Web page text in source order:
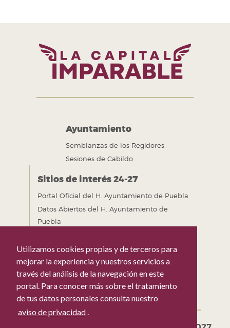
Utilizamos cookies propias y de terceros para
mejorar la experiencia y nuestros servicios a
través del análisis de la navegación en este
portal. Para conocer más sobre el tratamiento
de tus datos personales consulta nuestro
aviso de privacidad.
Ayuntamiento
Semblanzas de los Regidores
Sesiones de Cabildo
Sitios de interés 24-27
Portal Oficial del H. Ayuntamiento de Puebla
Datos Abiertos del H. Ayuntamiento de
Puebla
Puebla
Mejora Regulatoria del H. Ayuntamiento de
Puebla